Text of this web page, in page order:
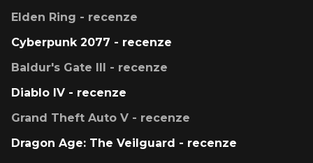
Elden Ring - recenze
Cyberpunk 2077 - recenze
Baldur's Gate III - recenze
Diablo IV - recenze
Grand Theft Auto V - recenze
Dragon Age: The Veilguard - recenze